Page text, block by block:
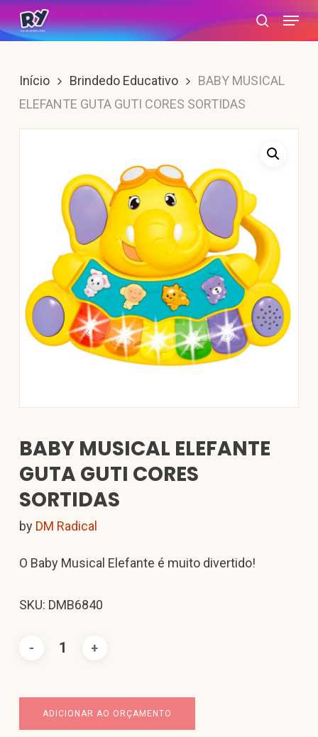
Skip
to
content
search
Menu
Início Brindedo Educativo
BABY MUSICAL
ELEFANTE GUTA GUTI CORES SORTIDAS
BABY MUSICAL ELEFANTE
GUTA GUTI CORES
SORTIDAS
by DM Radical
O Baby Musical Elefante é muito divertido!
SKU: DMB6840
ADICIONAR AO ORÇAMENTO